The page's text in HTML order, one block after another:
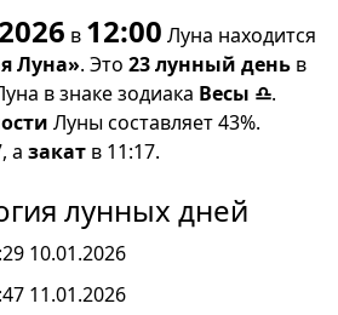
в 12:00 Луна находится
Луна». Это 23 лунный день в
в знаке зодиака Весы ♎.
Луны составляет 43%.
а закат в 11:17.
лунных дней
10.01.2026
11.01.2026